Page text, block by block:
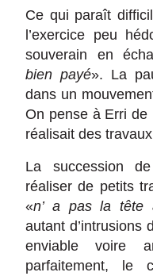
Ce qui paraît
l’exercice peu
souverain en
bien payé». La
dans un
On pense à Erri de
réalisait des
La succession
réaliser de petits
«n’ a pas la tête
autant d’intrusions
enviable voire
parfaitement, le